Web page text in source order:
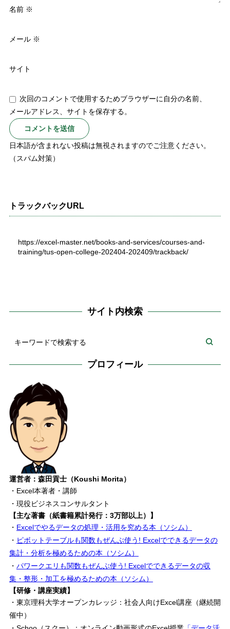
名前 ※
メール ※
サイト
次回のコメントで使用するためブラウザーに自分の名前、
メールアドレス、サイトを保存する。
日本語が含まれない投稿は無視されますのでご注意ください。
（スパム対策）
トラックバックURL
https://excel-master.net/books-and-services/courses-and-
training/tus-open-college-202404-202409/trackback/
サイト内検索
プロフィール
運営者：森田貢士（Koushi Morita）
・Excel本著者・講師
・現役ビジネスコンサルタント
【主な著書（紙書籍累計発行：3万部以上）】
・ Excelでやるデータの処理・活用を究める本（ソシム）
・ ピボットテーブルも関数もぜんぶ使う! Excelでできるデータの
集計・分析を極めるための本（ソシム）
・ パワークエリも関数もぜんぶ使う! Excelでできるデータの収
集・整形・加工を極めるための本（ソシム）
【研修・講座実績】
・東京理科大学オープンカレッジ：社会人向けExcel講座（継続開
催中）